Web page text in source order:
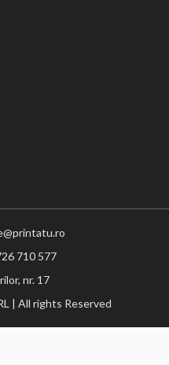
710 577
nr. 17
| All rights Reserved